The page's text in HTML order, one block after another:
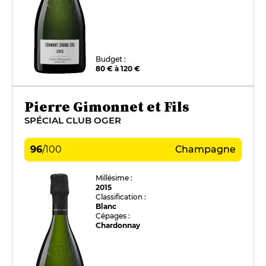
Budget :
80 € à 120 €
Pierre Gimonnet et Fils
SPÉCIAL CLUB OGER
96/100 Champagne
Millésime :
2015
Classification :
Blanc
Cépages :
Chardonnay